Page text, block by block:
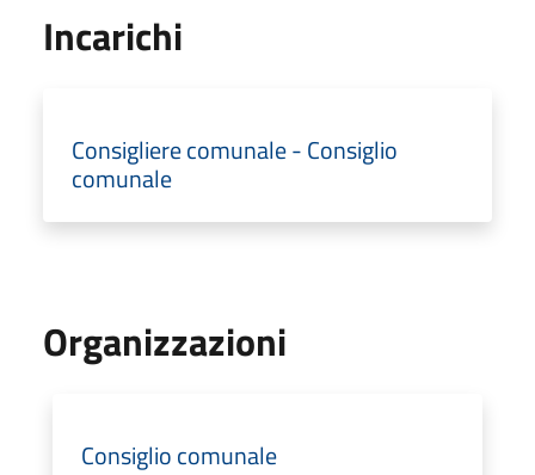
Incarichi
Consigliere comunale - Consiglio
comunale
Organizzazioni
Consiglio comunale